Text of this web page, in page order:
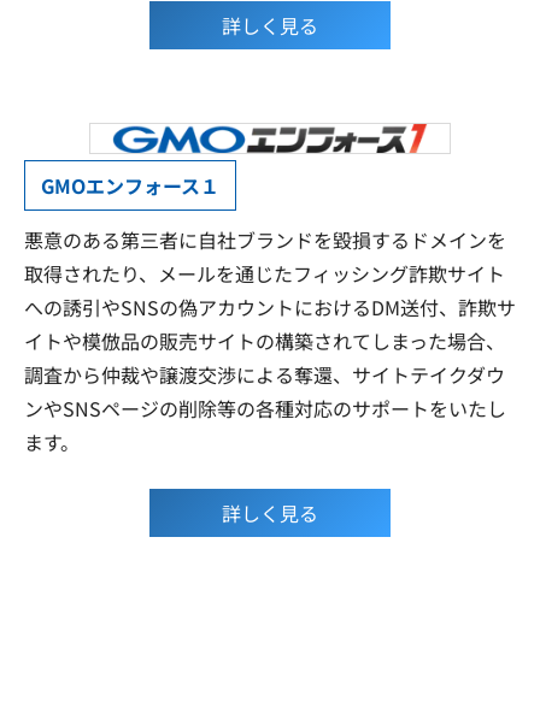
詳しく見る
GMOエンフォース１
悪意のある第三者に自社ブランドを毀損するドメインを
取得されたり、メールを通じたフィッシング詐欺サイト
への誘引やSNSの偽アカウントにおけるDM送付、詐欺サ
イトや模倣品の販売サイトの構築されてしまった場合、
調査から仲裁や譲渡交渉による奪還、サイトテイクダウ
ンやSNSページの削除等の各種対応のサポートをいたし
ます。
詳しく見る